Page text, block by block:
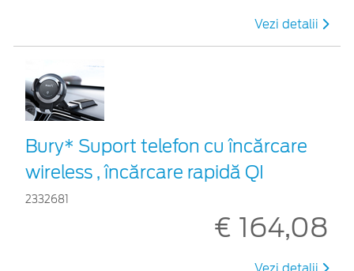
Vezi detalii
Bury* Suport telefon cu încărcare
wireless , încărcare rapidă QI
2332681
€ 164,08